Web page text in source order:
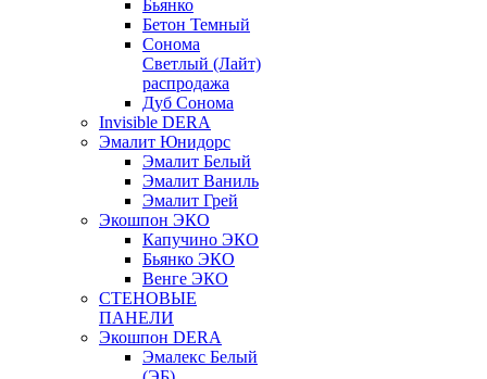
Бьянко
Бетон Темный
Сонома
Светлый (Лайт)
распродажа
Дуб Сонома
Invisible DERA
Эмалит Юнидорс
Эмалит Белый
Эмалит Ваниль
Эмалит Грей
Экошпон ЭКО
Капучино ЭКО
Бьянко ЭКО
Венге ЭКО
СТЕНОВЫЕ
ПАНЕЛИ
Экошпон DERA
Эмалекс Белый